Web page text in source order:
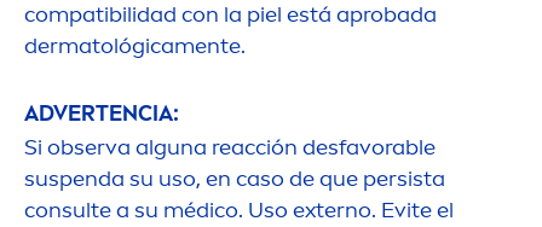
compatibilidad con la piel está aprobada
dermatológicamente.
ADVERTENCIA:
Si observa alguna reacción desfavorable
suspenda su uso, en caso de que persista
consulte a su médico. Uso externo. Evite el